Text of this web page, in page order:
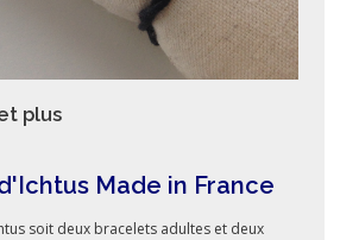
plus
Made in France
soit deux bracelets adultes et deux